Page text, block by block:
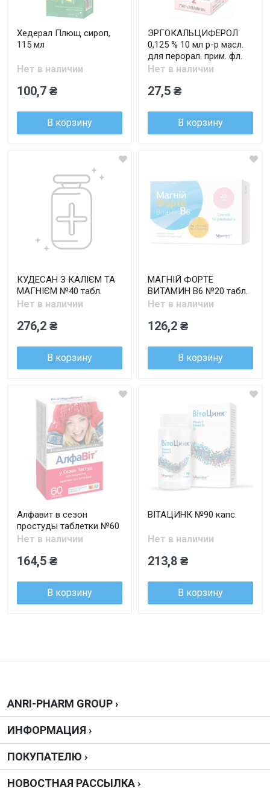
Хедерал Плющ сироп,
115 мл
Нет в наличии
100,7 ₴
В корзину
ЭРГОКАЛЬЦИФЕРОЛ
0,125 % 10 мл р-р масл.
для перорал. прим. фл.
Нет в наличии
27,5 ₴
В корзину
КУДЕСАН З КАЛІЄМ ТА
МАГНІЄМ №40 табл.
Нет в наличии
276,2 ₴
В корзину
МАГНІЙ ФОРТЕ
ВИТАМИН В6 №20 табл.
Нет в наличии
126,2 ₴
В корзину
Алфавит в сезон
простуды таблетки №60
Нет в наличии
164,5 ₴
В корзину
ВІТАЦИНК №90 капс.
Нет в наличии
213,8 ₴
В корзину
ANRI-PHARM GROUP ›
ИНФОРМАЦИЯ ›
ПОКУПАТЕЛЮ ›
НОВОСТНАЯ РАССЫЛКА ›